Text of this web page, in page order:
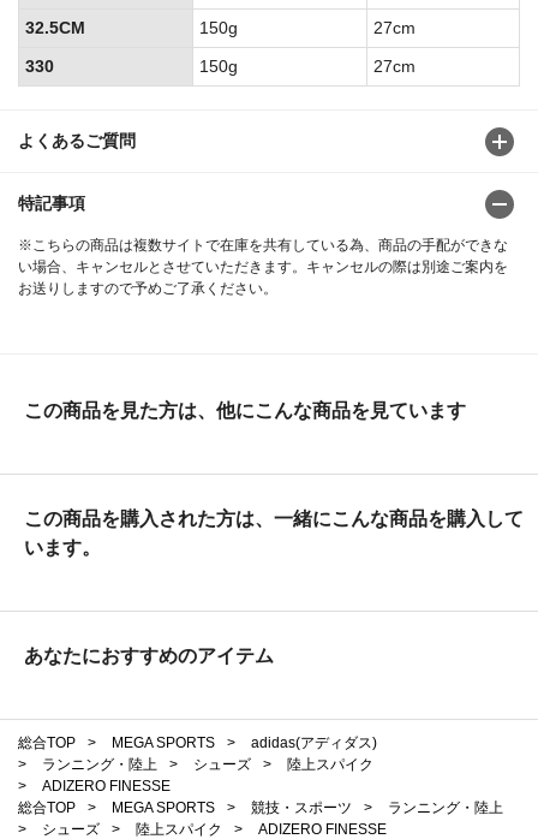
よくあるご質問
特記事項
※こちらの商品は複数サイトで在庫を共有している為、商品の手配ができな
い場合、キャンセルとさせていただきます。キャンセルの際は別途ご案内を
お送りしますので予めご了承ください。
32.5CM
150g
27cm
330
150g 27cm
この商品を見た方は、他にこんな商品を見ています
この商品を購入された方は、一緒にこんな商品を購入して
います。
あなたにおすすめのアイテム
総合TOP > MEGA SPORTS >
adidas(アディダス)
>
ランニング・陸上 > シューズ >
陸上スパイク
>
ADIZERO FINESSE
総合TOP
> MEGA SPORTS > 競技・スポーツ >
ランニング・陸上
>
シューズ > 陸上スパイク >
ADIZERO FINESSE